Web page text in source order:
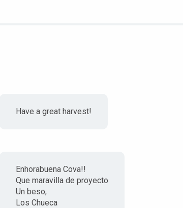
Have a great harvest!
Enhorabuena Cova!!
Que maravilla de proyecto
Un beso,
Los Chueca